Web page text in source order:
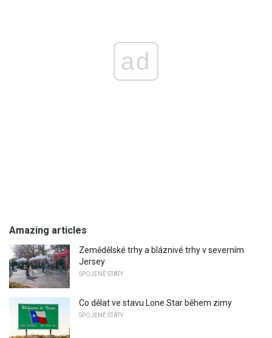
ad
Amazing articles
Zemědělské trhy a bláznivé trhy v severním
Jersey
SPOJENÉ STÁTY
Co dělat ve stavu Lone Star během zimy
SPOJENÉ STÁTY